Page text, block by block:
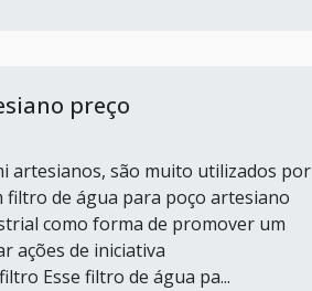
preço
artesianos, são muito utilizados por
filtro de água para poço artesiano
como forma de promover um
ações de iniciativa
Esse filtro de água pa...